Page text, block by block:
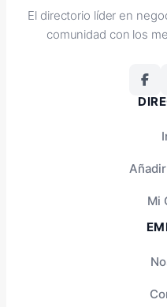
El directorio líder en
comunidad con los
Mi